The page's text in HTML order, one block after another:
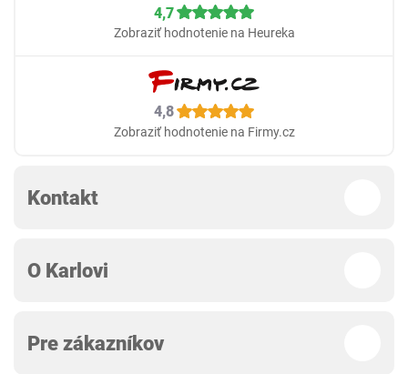
4,7
Zobraziť hodnotenie na Heureka
4,8
Zobraziť hodnotenie na Firmy.cz
Kontakt
O Karlovi
Pre zákazníkov